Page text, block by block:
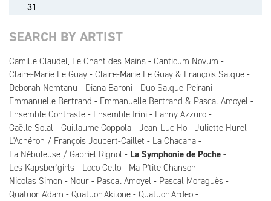
31
SEARCH BY ARTIST
Camille Claudel, Le Chant des Mains
Canticum Novum
Claire-Marie Le Guay
Claire-Marie Le Guay & François Salque
Deborah Nemtanu
Diana Baroni
Duo Salque-Peirani
Emmanuelle Bertrand
Emmanuelle Bertrand & Pascal Amoyel
Ensemble Contraste
Ensemble Irini
Fanny Azzuro
Gaëlle Solal
Guillaume Coppola Jean-Luc Ho
Juliette Hurel
L'Achéron / François Joubert-Caillet
La Chacana
La Nébuleuse / Gabriel Rignol
La Symphonie de Poche
Les Kapsber'girls
Loco Cello
Ma P'tite Chanson
Nicolas Simon
Nour Pascal Amoyel
Pascal Moraguès
Quatuor A'dam
Quatuor Akilone
Quatuor Ardeo